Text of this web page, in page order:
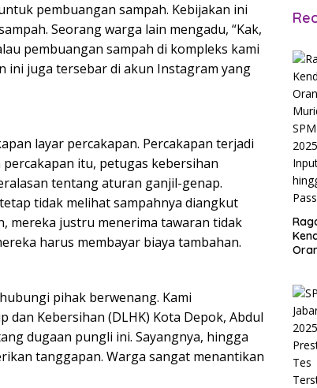
pembuangan sampah. Kebijakan ini
Seorang warga lain mengadu, “Kak,
pembuangan sampah di kompleks kami
ini juga tersebar di akun Instagram yang
layar percakapan. Percakapan terjadi
itu, petugas kebersihan
tentang aturan ganjil-genap.
tidak melihat sampahnya diangkut
mereka justru menerima tawaran tidak
harus membayar biaya tambahan.
pihak berwenang. Kami
Kebersihan (DLHK) Kota Depok, Abdul
dugaan pungli ini. Sayangnya, hingga
tanggapan. Warga sangat menantikan